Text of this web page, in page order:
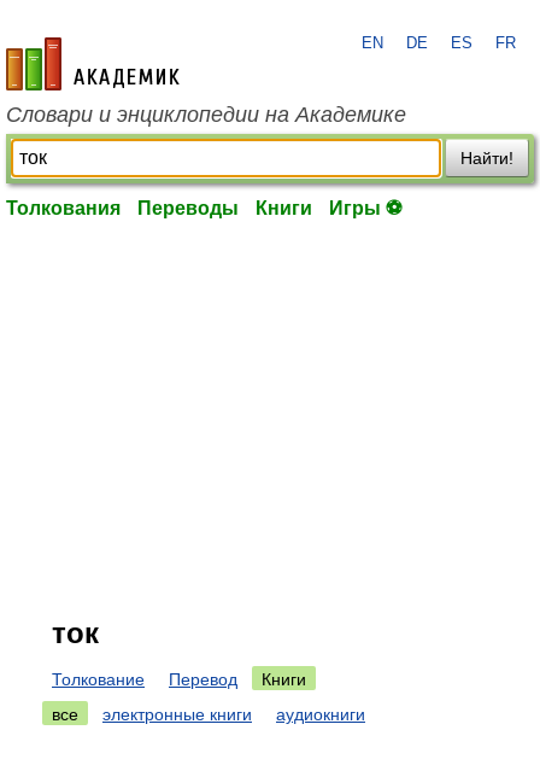
academic.ru
EN DE ES FR
Словари и энциклопедии на Академике
Найти!
Толкования Переводы Книги Игры ⚽
ток
Толкование Перевод
Книги
все
электронные книги аудиокниги